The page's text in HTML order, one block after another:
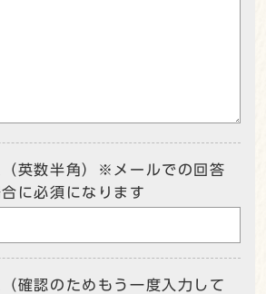
（英数半角）※メールでの回答
に必須になります
確認のためもう一度入力して